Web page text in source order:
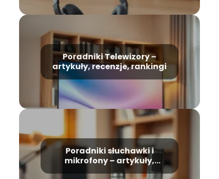
Poradniki Telewizory –
artykuły, recenzje, rankingi
Poradniki słuchawki i
mikrofony – artykuły,
recenzje, rankingi